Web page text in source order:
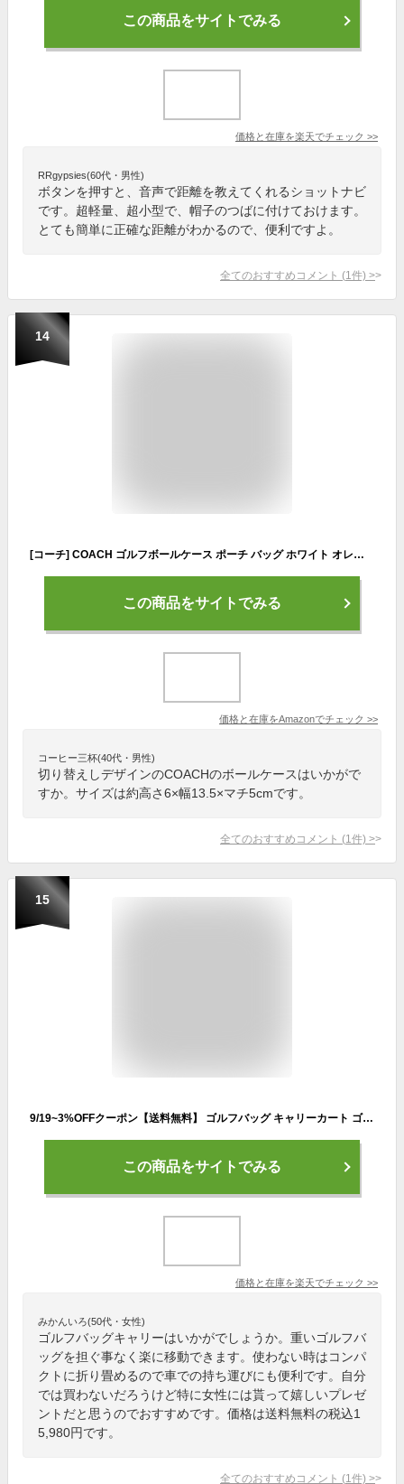
この商品をサイトでみる
価格と在庫を楽天でチェック >>
RRgypsies(60代・男性)
ボタンを押すと、音声で距離を教えてくれるショットナビ
です。超軽量、超小型で、帽子のつばに付けておけます。
とても簡単に正確な距離がわかるので、便利ですよ。
全てのおすすめコメント (1 件) >
14
[コーチ] COACH ゴルフボールケース ポーチ バッグ ホワイト オレンジ メンズ レディース c4267 アウトレット [並行輸入品]
この商品をサイトでみる
価格と在庫をAmazonでチェック >>
コーヒー三杯(40代・男性)
切り替えしデザインのCOACHのボールケースはいかがで
すか。サイズは約高さ6×幅13.5×マチ5cmです。
全てのおすすめコメント (1 件) >
15
9/19~3%OFFクーポン【送料無料】 ゴルフバッグ キャリーカート ゴルフ バッグ キャリー ボール クラブ メンズ プッシュ カート 折りたたみ 4輪 持ち運び ブレーキ ドリンクホルダー 練習 収納 傘立て od446
この商品をサイトでみる
価格と在庫を楽天でチェック >>
みかんいろ(50代・女性)
ゴルフバッグキャリーはいかがでしょうか。重いゴルフバ
ッグを担ぐ事なく楽に移動できます。使わない時はコンパ
クトに折り畳めるので車での持ち運びにも便利です。自分
では買わないだろうけど特に女性には貰って嬉しいプレゼ
ントだと思うのでおすすめです。価格は送料無料の税込1
5,980円です。
全てのおすすめコメント (1 件) >